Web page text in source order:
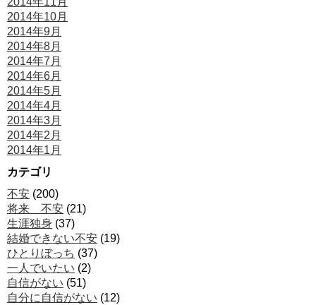
2014年10月
2014年9月
2014年8月
2014年7月
2014年6月
2014年5月
2014年4月
2014年3月
2014年2月
2014年1月
カテゴリ
不安 (200)
将来 不安 (21)
生涯独身 (37)
結婚できない不安 (19)
ひとりぼっち (37)
一人でいたい (2)
自信がない (51)
自分に自信がない (12)